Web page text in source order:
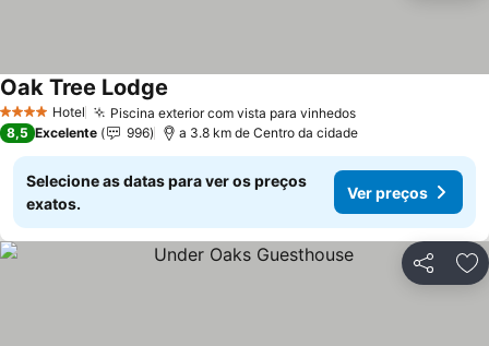
4 EstrelasHotel Piscina exterior com vista para vinhedosVer preços
Oak Tree Lodge
8,5 Excelente 996 a 3.8 km de Centro da cidade
Selecione as datas para ver os preços
exatos.
Ver preços
Partilhar